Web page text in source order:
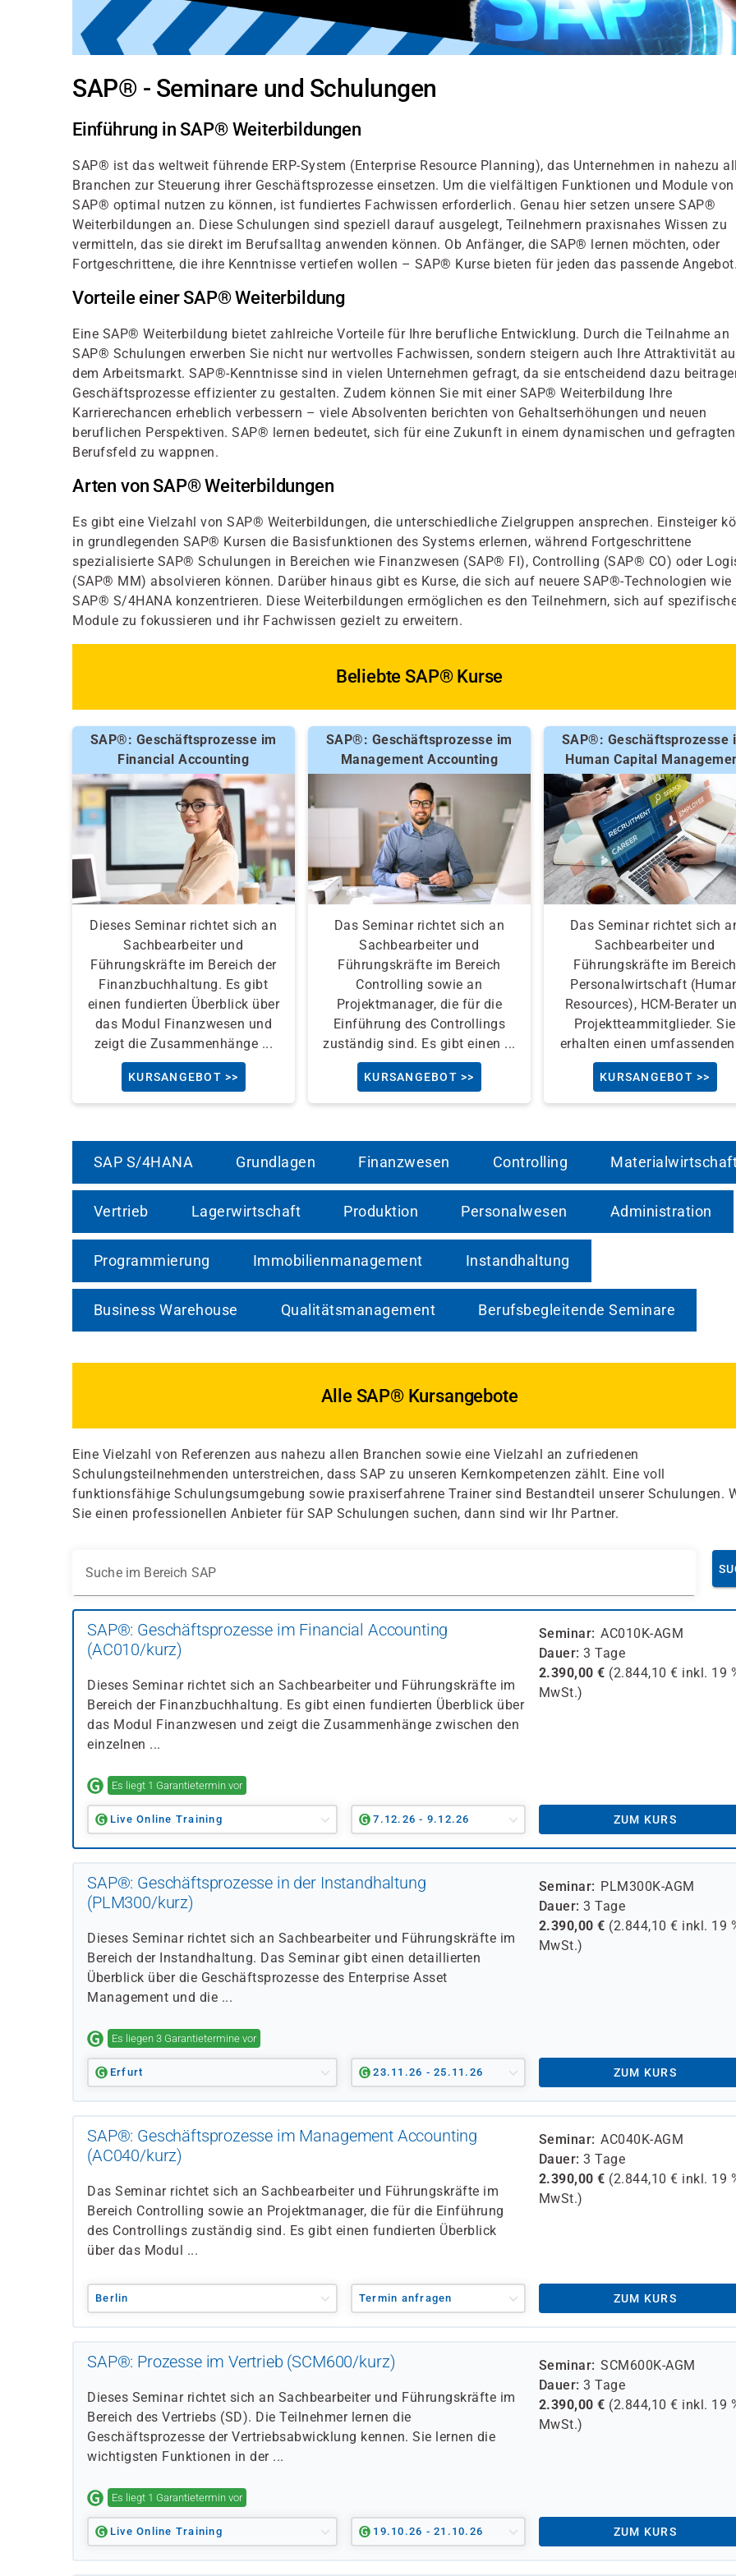
SAP® - Seminare und Schulungen
Einführung in SAP® Weiterbildungen
SAP® ist das weltweit führende ERP-System (Enterprise Resource Planning), das Unternehmen in nahezu
Branchen zur Steuerung ihrer Geschäftsprozesse einsetzen. Um die vielfältigen Funktionen und Module von
SAP® optimal nutzen zu können, ist fundiertes Fachwissen erforderlich. Genau hier setzen unsere SAP®
Weiterbildungen an. Diese Schulungen sind speziell darauf ausgelegt, Teilnehmern praxisnahes Wissen zu
vermitteln, das sie direkt im Berufsalltag anwenden können. Ob Anfänger, die SAP® lernen möchten, oder
Fortgeschrittene, die ihre Kenntnisse vertiefen wollen – SAP® Kurse bieten für jeden das passende
Vorteile einer SAP® Weiterbildung
Eine SAP® Weiterbildung bietet zahlreiche Vorteile für Ihre berufliche Entwicklung. Durch die Teilnahme an
SAP® Schulungen erwerben Sie nicht nur wertvolles Fachwissen, sondern steigern auch Ihre Attraktivität
dem Arbeitsmarkt. SAP®-Kenntnisse sind in vielen Unternehmen gefragt, da sie entscheidend dazu
Geschäftsprozesse effizienter zu gestalten. Zudem können Sie mit einer SAP® Weiterbildung Ihre
Karrierechancen erheblich verbessern – viele Absolventen berichten von Gehaltserhöhungen und neuen
beruflichen Perspektiven. SAP® lernen bedeutet, sich für eine Zukunft in einem dynamischen und gefragten
Berufsfeld zu wappnen.
Arten von SAP® Weiterbildungen
Es gibt eine Vielzahl von SAP® Weiterbildungen, die unterschiedliche Zielgruppen ansprechen. Einsteiger
in grundlegenden SAP® Kursen die Basisfunktionen des Systems erlernen, während Fortgeschrittene
spezialisierte SAP® Schulungen in Bereichen wie Finanzwesen (SAP® FI), Controlling (SAP® CO) oder
(SAP® MM) absolvieren können. Darüber hinaus gibt es Kurse, die sich auf neuere SAP®-Technologien wie
SAP® S/4HANA konzentrieren. Diese Weiterbildungen ermöglichen es den Teilnehmern, sich auf
Module zu fokussieren und ihr Fachwissen gezielt zu erweitern.
Beliebte SAP® Kurse
SAP®: Geschäftsprozesse im
Financial Accounting
Dieses Seminar richtet sich an
Sachbearbeiter und
Führungskräfte im Bereich der
Finanzbuchhaltung. Es gibt
einen fundierten Überblick über
das Modul Finanzwesen und
zeigt die Zusammenhänge ...
KURSANGEBOT >>
SAP®: Geschäftsprozesse im
Management Accounting
Das Seminar richtet sich an
Sachbearbeiter und
Führungskräfte im Bereich
Controlling sowie an
Projektmanager, die für die
Einführung des Controllings
zuständig sind. Es gibt einen ...
KURSANGEBOT >>
SAP®: Geschäftsprozesse
Human Capital
Das Seminar richtet sich
Sachbearbeiter und
Führungskräfte im Bereich
Personalwirtschaft
Resources), HCM-Berater
Projektteammitglieder. Sie
erhalten einen
KURSANGEBOT >>
SAP S/4HANA Grundlagen Finanzwesen Controlling
Vertrieb Lagerwirtschaft Produktion Personalwesen Administration
Programmierung Immobilienmanagement Instandhaltung
Business Warehouse Qualitätsmanagement Berufsbegleitende Seminare
Alle SAP® Kursangebote
Eine Vielzahl von Referenzen aus nahezu allen Branchen sowie eine Vielzahl an zufriedenen
Schulungsteilnehmenden unterstreichen, dass SAP zu unseren Kernkompetenzen zählt. Eine voll
funktionsfähige Schulungsumgebung sowie praxiserfahrene Trainer sind Bestandteil unserer Schulungen.
Sie einen professionellen Anbieter für SAP Schulungen suchen, dann sind wir Ihr Partner.
Suche im Bereich SAP
SAP®: Geschäftsprozesse im Financial Accounting
(AC010/kurz)
Dieses Seminar richtet sich an Sachbearbeiter und Führungskräfte im
Bereich der Finanzbuchhaltung. Es gibt einen fundierten Überblick über
das Modul Finanzwesen und zeigt die Zusammenhänge zwischen den
einzelnen ...
Seminar
AC010K-AGM
Dauer 3 Tage
2.390,00 € (2.844,10 € inkl. 19
MwSt.)
Es liegt 1 Garantietermin vor
Live Online Training 7.12.26 - 9.12.26 ZUM KURS
SAP®: Geschäftsprozesse in der Instandhaltung
(PLM300/kurz)
Dieses Seminar richtet sich an Sachbearbeiter und Führungskräfte im
Bereich der Instandhaltung. Das Seminar gibt einen detaillierten
Überblick über die Geschäftsprozesse des Enterprise Asset
Management und die ...
Seminar
PLM300K-AGM
Dauer 3 Tage
2.390,00 € (2.844,10 € inkl. 19
MwSt.)
Es liegen 3 Garantietermine vor
Erfurt 23.11.26 - 25.11.26 ZUM KURS
SAP®: Geschäftsprozesse im Management Accounting
(AC040/kurz)
Das Seminar richtet sich an Sachbearbeiter und Führungskräfte im
Bereich Controlling sowie an Projektmanager, die für die Einführung
des Controllings zuständig sind. Es gibt einen fundierten Überblick
über das Modul ...
Seminar
AC040K-AGM
Dauer 3 Tage
2.390,00 € (2.844,10 € inkl. 19
MwSt.)
Berlin Termin anfragen ZUM KURS
SAP®: Prozesse im Vertrieb (SCM600/kurz)
Dieses Seminar richtet sich an Sachbearbeiter und Führungskräfte im
Bereich des Vertriebs (SD). Die Teilnehmer lernen die
Geschäftsprozesse der Vertriebsabwicklung kennen. Sie lernen die
wichtigsten Funktionen in der ...
Seminar
SCM600K-AGM
Dauer 3 Tage
2.390,00 € (2.844,10 € inkl. 19
MwSt.)
Es liegt 1 Garantietermin vor
Live Online Training 19.10.26 - 21.10.26 ZUM KURS